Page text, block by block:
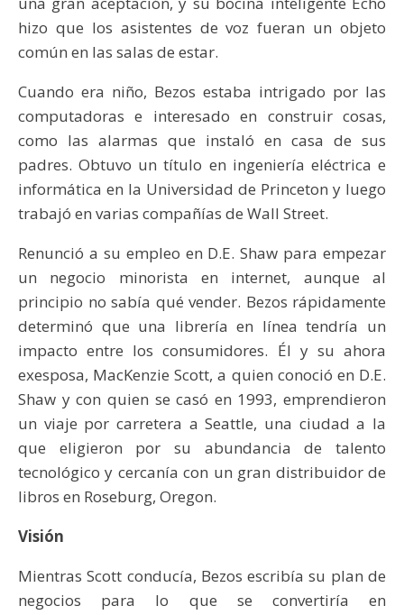
hizo que los asistentes de voz fueran un objeto
común en las salas de estar.
Cuando era niño, Bezos estaba intrigado por las
computadoras e interesado en construir cosas,
como las alarmas que instaló en casa de sus
padres. Obtuvo un título en ingeniería eléctrica e
informática en la Universidad de Princeton y luego
trabajó en varias compañías de Wall Street.
Renunció a su empleo en D.E. Shaw para empezar
un negocio minorista en internet, aunque al
principio no sabía qué vender. Bezos rápidamente
determinó que una librería en línea tendría un
impacto entre los consumidores. Él y su ahora
exesposa, MacKenzie Scott, a quien conoció en D.E.
Shaw y con quien se casó en 1993, emprendieron
un viaje por carretera a Seattle, una ciudad a la
que eligieron por su abundancia de talento
tecnológico y cercanía con un gran distribuidor de
libros en Roseburg, Oregon.
Visión
Mientras Scott conducía, Bezos escribía su plan de
negocios para lo que se convertiría en